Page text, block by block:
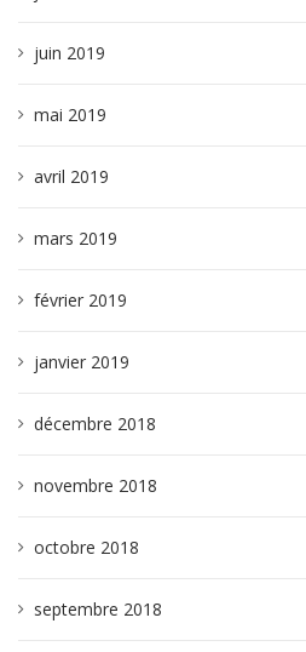
juin 2019
mai 2019
avril 2019
mars 2019
février 2019
janvier 2019
décembre 2018
novembre 2018
octobre 2018
septembre 2018